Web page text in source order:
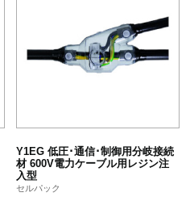
Y1EG 低圧･通信･制御用分岐接続
材 600V電力ケーブル用レジン注
入型
セルパック